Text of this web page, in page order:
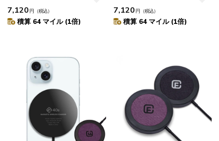
7,120 円 （税込）
積算 64 マイル (1倍)
7,120 円 （税込）
積算 64 マイル (1倍)